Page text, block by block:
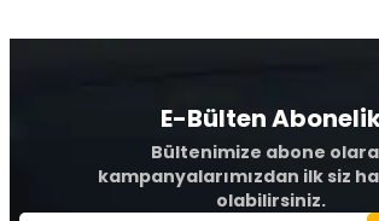
E-Bülten
Bültenimize abone
kampanyalarımızdan ilk siz
olabilirsiniz.